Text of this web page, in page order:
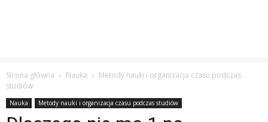
Strona główna Nauka
Metody nauki i organizacja czasu podczas
studiów
Nauka Metody nauki i organizacja czasu podczas studiów